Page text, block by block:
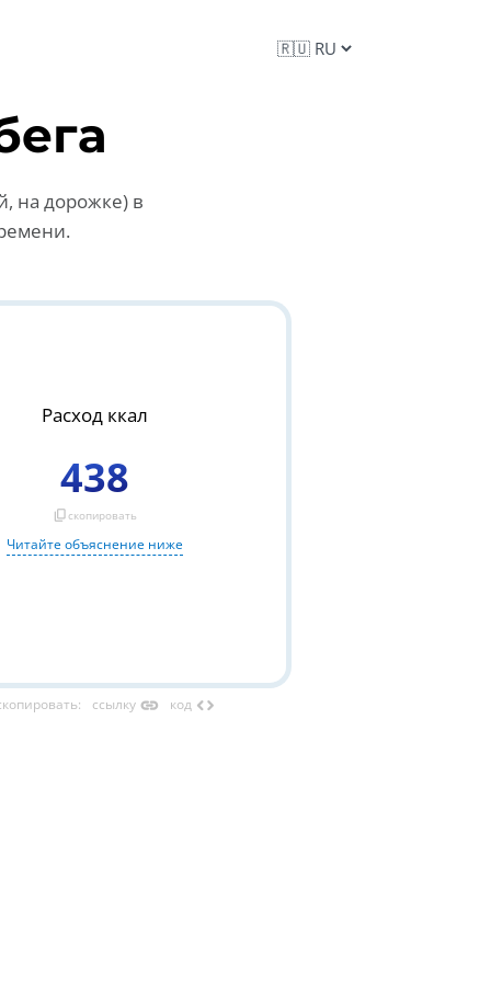
на дорожке) в
Расход ккал
438
content_copyскопировать
Читайте объяснение ниже
: ссылку link код code